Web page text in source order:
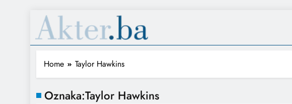
Home Taylor Hawkins
Oznaka:Taylor Hawkins